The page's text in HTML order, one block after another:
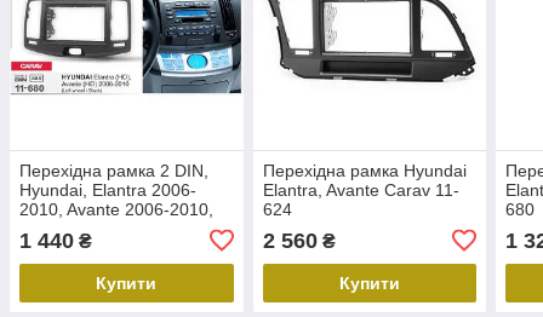
Перехідна рамка 2 DIN,
Hyundai, Elantra 2006-
2010, Avante 2006-2010,
1 440 ₴
Купити
Перехідна рамка Hyundai
Elantra, Avante Carav 11-
624
2 560₴
Купити
680
1